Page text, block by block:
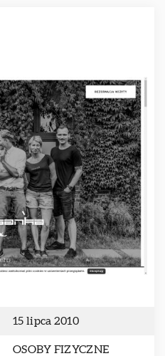
15 lipca 2010
OSOBY FIZYCZNE